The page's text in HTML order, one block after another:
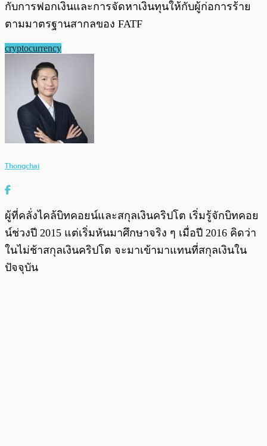
กับการฟอกเงินและการจัดหาเงินทุนให้กับผู้ก่อการร้าย
ตามมาตรฐานสากลของ FATF
cryptocurrency
Thongchai
ผู้ที่คลั่งไคล้บิทคอยน์และสกุลเงินคริปโต เริ่มรู้จักบิทคอย
น์ช่วงปี 2015 แต่เริ่มหันมาศึกษาจริง ๆ เมื่อปี 2016 คิดว่า
ในไม่ช้าสกุลเงินคริปโต จะมาเข้ามาแทนที่สกุลเงินใน
ปัจจุบัน